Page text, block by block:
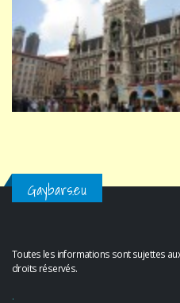
Gaybars.eu
Toutes les informations sont sujettes
droits réservés.
.